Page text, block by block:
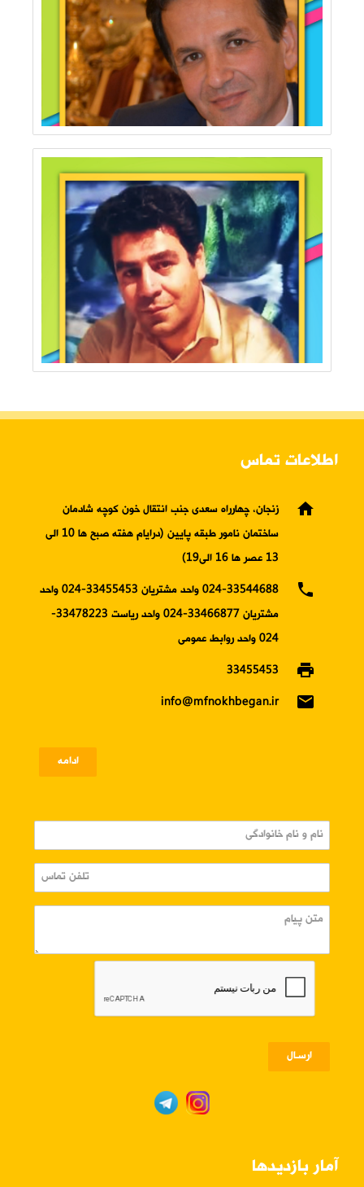
اطلاعات تماس
home
زنجان، چهارراه سعدی جنب انتقال خون کوچه شادمان
ساختمان نامور طبقه پایین (درایام هفته صبح ها 10 الی
13 عصر ها 16 الی19)
phone
024-33544688 واحد مشتریان 33455453-024 واحد
مشتریان 33466877-024 واحد ریاست 33478223-
024 واحد روابط عمومی
print
33455453
email
info@mfnokhbegan.ir
ادامه
ارسـال
آمار بازدیدها